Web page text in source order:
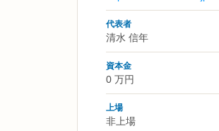
代表者
清水 信年
資本金
0 万円
上場
非上場